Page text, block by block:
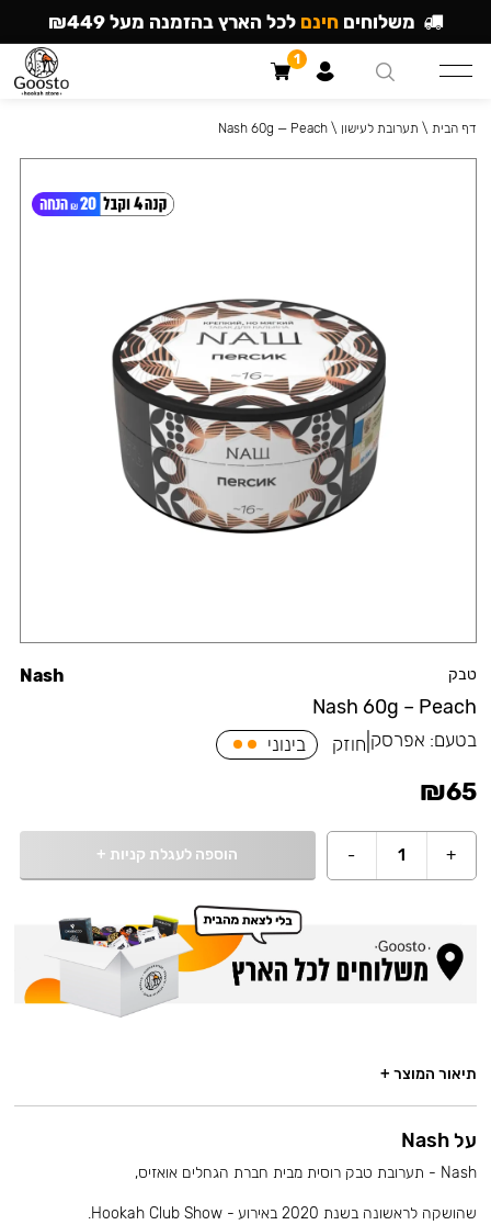
טבק
Nash 60g – Peach
Nash
בטעם: אפרסק חוזק בינוני
₪65
+
1
- הוספה לעגלת קניות +
דף הבית \ תערובת לעישון \
Nash 60g — Peach
תיאור המוצר +
על Nash
Nash - תערובת טבק רוסית מבית חברת הגחלים אואזיס,
שהושקה לראשונה בשנת 2020 באירוע - Hookah Club Show.
משלוחים חינם לכל הארץ בהזמנה מעל ₪449
1